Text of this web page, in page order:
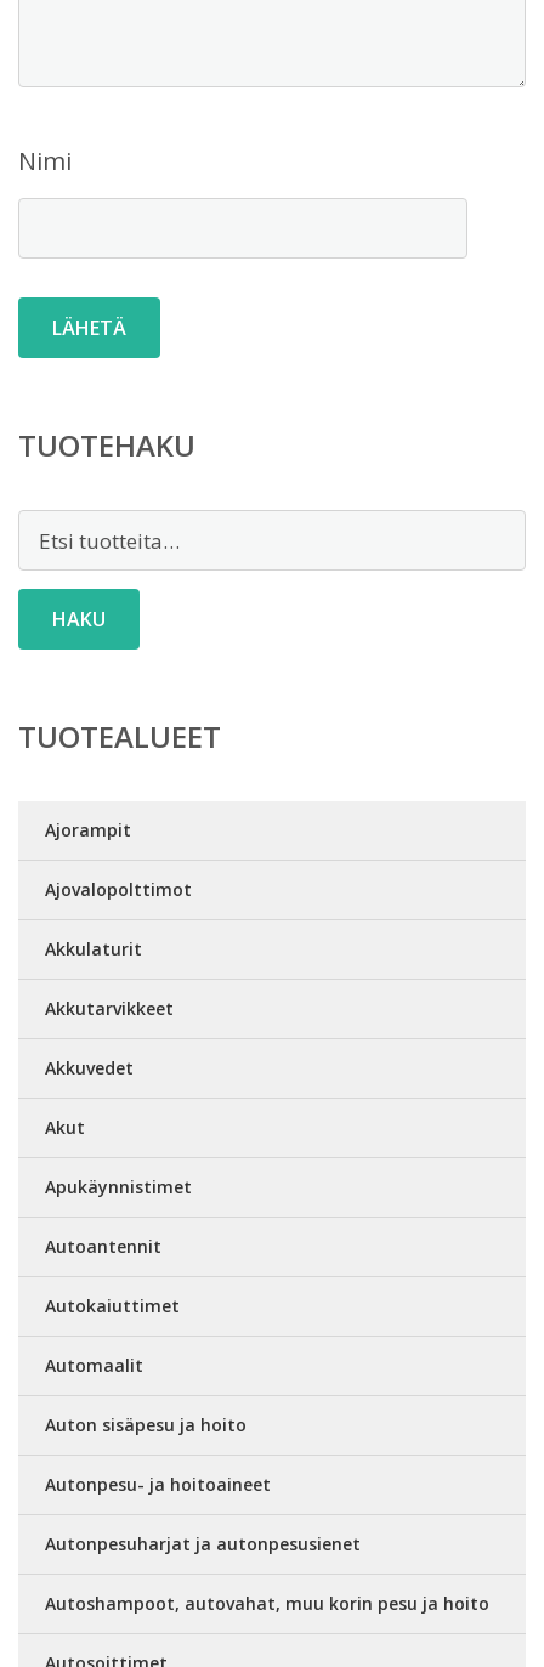
Nimi
TUOTEHAKU
HAKU
TUOTEALUEET
Ajorampit
Ajovalopolttimot
Akkulaturit
Akkutarvikkeet
Akkuvedet
Akut
Apukäynnistimet
Autoantennit
Autokaiuttimet
Automaalit
Auton sisäpesu ja hoito
Autonpesu- ja hoitoaineet
Autonpesuharjat ja autonpesusienet
Autoshampoot, autovahat, muu korin pesu ja hoito